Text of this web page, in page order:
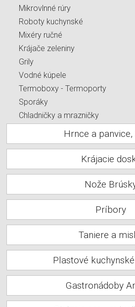
Mikrovlnné rúry
Roboty kuchynské
Mixéry ručné
Krájače zeleniny
Grily
Vodné kúpele
Termoboxy - Termoporty
Sporáky
Chladničky a mrazničky
Hrnce a panvice,
Krájacie
Nože
Príbory
Taniere a
Plastové
Gastronádoby